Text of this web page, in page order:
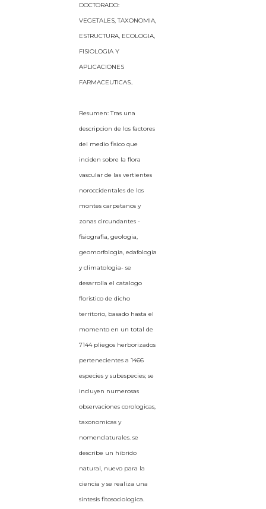
DOCTORADO:
VEGETALES, TAXONOMIA,
ESTRUCTURA, ECOLOGIA,
FISIOLOGIA Y
APLICACIONES
FARMACEUTICAS..
Resumen: Tras una
descripcion de los factores
del medio fisico que
inciden sobre la flora
vascular de las vertientes
noroccidentales de los
montes carpetanos y
zonas circundantes -
fisiografia, geologia,
geomorfologia, edafologia
y climatologia- se
desarrolla el catalogo
floristico de dicho
territorio, basado hasta el
momento en un total de
7144 pliegos herborizados
pertenecientes a 1466
especies y subespecies; se
incluyen numerosas
observaciones corologicas,
taxonomicas y
nomenclaturales. se
describe un hibrido
natural, nuevo para la
ciencia y se realiza una
sintesis fitosociologica.